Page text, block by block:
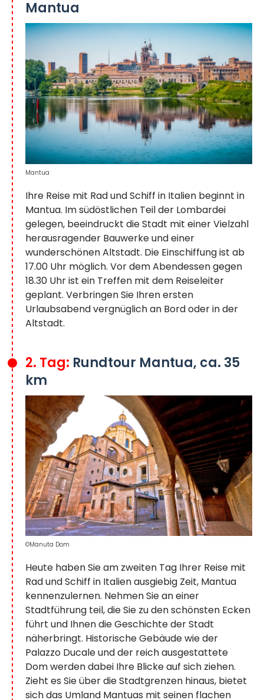
Mantua
Ihre Reise mit Rad und Schiff in Italien beginnt in
Mantua. Im südöstlichen Teil der Lombardei
gelegen, beeindruckt die Stadt mit einer Vielzahl
herausragender Bauwerke und einer
wunderschönen Altstadt. Die Einschiffung ist ab
17.00 Uhr möglich. Vor dem Abendessen gegen
18.30 Uhr ist ein Treffen mit dem Reiseleiter
geplant. Verbringen Sie Ihren ersten
Urlaubsabend vergnüglich an Bord oder in der
Altstadt.
Mantua
2. Tag: Rundtour Mantua, ca. 35
km
Heute haben Sie am zweiten Tag Ihrer Reise mit
Rad und Schiff in Italien ausgiebig Zeit, Mantua
kennenzulernen. Nehmen Sie an einer
Stadtführung teil, die Sie zu den schönsten Ecken
führt und Ihnen die Geschichte der Stadt
näherbringt. Historische Gebäude wie der
Palazzo Ducale und der reich ausgestattete
Dom werden dabei Ihre Blicke auf sich ziehen.
Zieht es Sie über die Stadtgrenzen hinaus, bietet
sich das Umland Mantuas mit seinen flachen
©Manuta Dom